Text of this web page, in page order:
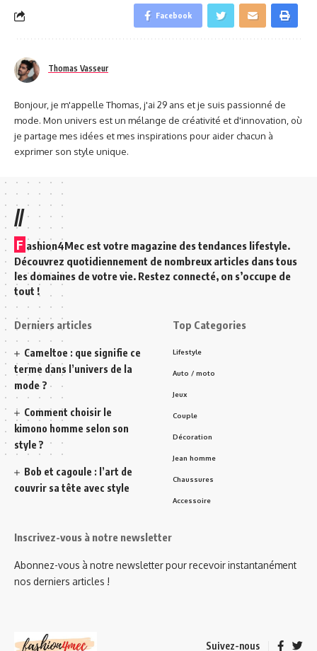
Facebook
Thomas Vasseur
Bonjour, je m'appelle Thomas, j'ai 29 ans et je suis passionné de
mode. Mon univers est un mélange de créativité et d'innovation, où
je partage mes idées et mes inspirations pour aider chacun à
exprimer son style unique.
//
F ashion4Mec est votre magazine des tendances lifestyle.
Découvrez quotidiennement de nombreux articles dans tous
les domaines de votre vie. Restez connecté, on s’occupe de
tout !
Derniers articles
Cameltoe : que signifie ce
terme dans l’univers de la
mode ?
Comment choisir le
kimono homme selon son
style ?
Bob et cagoule : l’art de
couvrir sa tête avec style
Top Categories
Lifestyle
Auto / moto
Jeux
Couple
Décoration
Jean homme
Chaussures
Accessoire
Inscrivez-vous à notre newsletter
Abonnez-vous à notre newsletter pour recevoir instantanément
nos derniers articles !
Suivez-nous